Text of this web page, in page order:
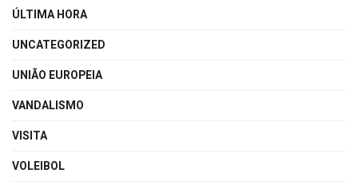
ÚLTIMA HORA
UNCATEGORIZED
UNIÃO EUROPEIA
VANDALISMO
VISITA
VOLEIBOL